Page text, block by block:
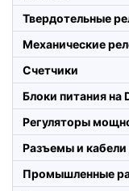
Твердотельные
Механические
Счетчики
Блоки питания на
Регуляторы
Разъемы и кабели
Промышленные